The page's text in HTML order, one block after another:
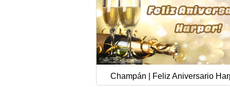
Champán | Feliz Aniversario